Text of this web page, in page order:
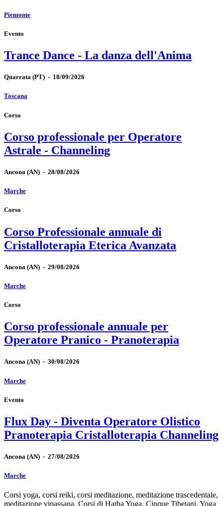
Piemonte
Evento
Trance Dance - La danza dell'Anima
Quarrata (PT) - 18/09/2026
Toscana
Corso
Corso professionale per Operatore
Astrale - Channeling
Ancona (AN) - 28/08/2026
Marche
Corso
Corso Professionale annuale di
Cristalloterapia Eterica Avanzata
Ancona (AN) - 29/08/2026
Marche
Corso
Corso professionale annuale per
Operatore Pranico - Pranoterapia
Ancona (AN) - 30/08/2026
Marche
Evento
Flux Day - Diventa Operatore Olistico
Pranoterapia Cristalloterapia Channeling
Ancona (AN) - 27/08/2026
Marche
Corsi yoga, corsi reiki, corsi meditazione, meditazione trascedentale,
meditazione vipassana, Corsi di Hatha Yoga, Cinque Tibetani, Yoga